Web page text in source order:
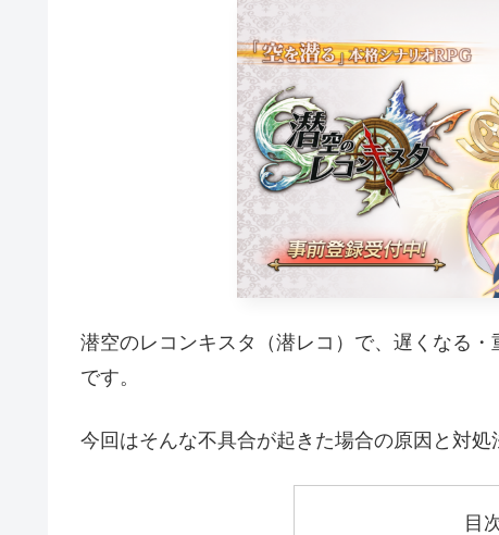
潜空のレコンキスタ（潜レコ）で、遅くなる
です。
今回はそんな不具合が起きた場合の原因と対処
目